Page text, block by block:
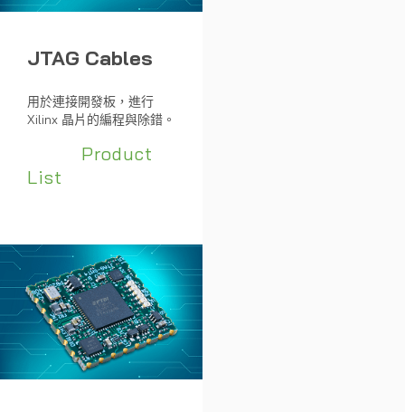
JTAG Cables
用於連接開發板，進行
Xilinx 晶片的編程與除錯。
Product
List